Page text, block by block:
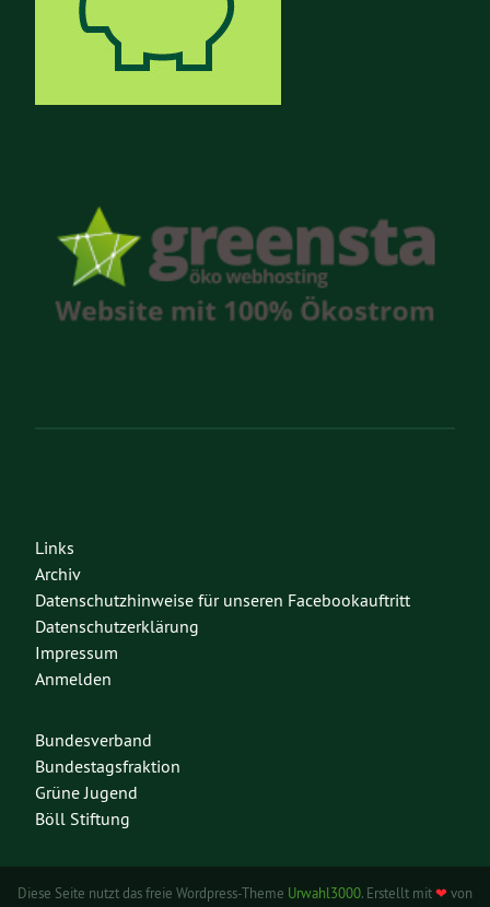
Links
Archiv
Datenschutzhinweise für unseren Facebookauftritt
Datenschutzerklärung
Impressum
Anmelden
Bundesverband
Bundestagsfraktion
Grüne Jugend
Böll Stiftung
Diese Seite nutzt das freie Wordpress-Theme Urwahl3000. Erstellt mit❤ von